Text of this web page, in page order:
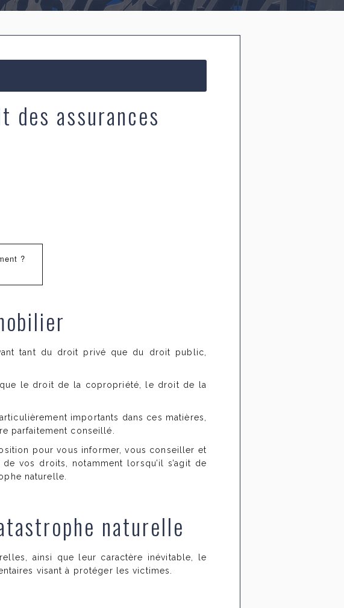
des assurances
?
tant du droit privé que du droit public,
le droit de la copropriété, le droit de la
importants dans ces matières,
parfaitement conseillé.
pour vous informer, vous conseiller et
vos droits, notamment lorsqu’il s’agit de
naturelle.
naturelle
ainsi que leur caractère inévitable, le
visant à protéger les victimes.